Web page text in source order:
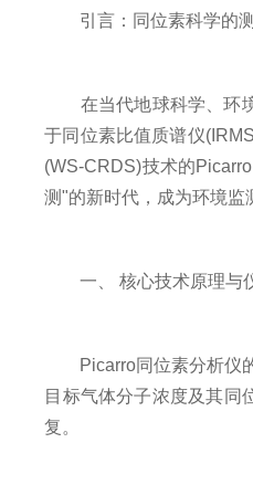
引言：同位素科学的
在当代地球科学、环境
于同位素比值质谱仪
(WS-CRDS)技术的
测"的新时代，成为环境监
一、 核心技术原理与
Picarro同位素分析仪的
目标气体分子浓度及其同
复。